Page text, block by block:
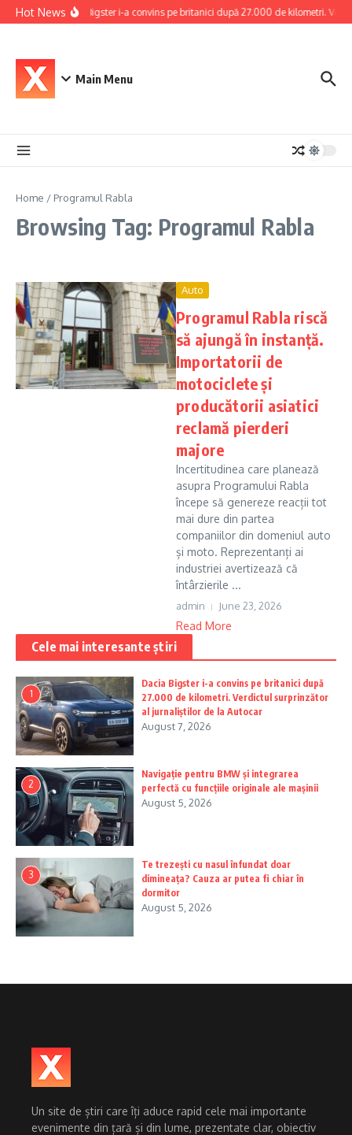
Skip to content
Hot NewsDacia Bigster i-a convins pe britanici după 27.000 de kilometri.
Main Menu
Home / Programul Rabla
Browsing Tag: Programul Rabla
Auto
Programul Rabla riscă
să ajungă în instanță.
Importatorii de
motociclete și
producătorii asiatici
reclamă pierderi
majore
Incertitudinea care planează
asupra Programului Rabla
începe să genereze reacții tot
mai dure din partea
companiilor din domeniul auto
și moto. Reprezentanți ai
industriei avertizează că
întârzierile ...
admin June 23, 2026
Read More
Cele mai interesante știri
1
Dacia Bigster i-a convins pe britanici după
27.000 de kilometri. Verdictul surprinzător
al jurnaliștilor de la Autocar
August 7, 2026
2
Navigație pentru BMW și integrarea
perfectă cu funcțiile originale ale mașinii
August 5, 2026
3
Te trezești cu nasul înfundat doar
dimineața? Cauza ar putea fi chiar în
dormitor
August 5, 2026
Un site de știri care îți aduce rapid cele mai importante
evenimente din țară și din lume, prezentate clar, obiectiv